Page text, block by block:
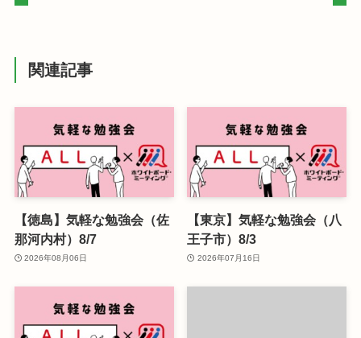
関連記事
【徳島】気軽な勉強会（佐
那河内村）8/7
2026年08月06日
【東京】気軽な勉強会（八
王子市）8/3
2026年07月16日